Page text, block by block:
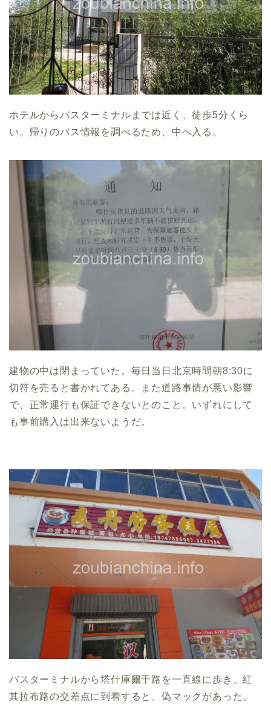
ホテルからバスターミナルまでは近く、徒歩5分くら
い。帰りのバス情報を調べるため、中へ入る。
建物の中は閉まっていた。毎日当日北京時間朝8:30に
切符を売ると書かれてある。また道路事情が悪い影響
で、正常運行も保証できないとのこと。いずれにして
も事前購入は出来ないようだ。
バスターミナルから塔什庫爾干路を一直線に歩き、紅
其拉布路の交差点に到着すると、偽マックがあった。